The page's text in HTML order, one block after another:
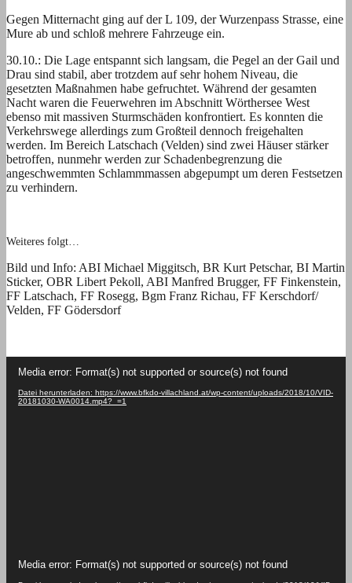
Gegen Mitternacht ging auf der L 109, der Wurzenpass Strasse, eine
Mure ab und schloß mehrere Fahrzeuge ein.
30.10.: Die Lage entspannt sich langsam, die Pegel an der Gail und
Drau sind stabil, aber trotzdem auf sehr hohem Niveau, die
gesetzten Maßnahmen habe gefruchtet. Während der gesamten
Nacht waren die Feuerwehren im Abschnitt Wörthersee West
ebenso mit massiven Sturmschäden konfrontiert. Es konnten die
Verkehrswege allerdings zum Großteil dennoch freigehalten
werden. Im Bereich Latschach (Velden) sind zwei Häuser stärker
betroffen, nunmehr werden zur Schadenbegrenzung die
angeschwemmten Schlammmassen abgepumpt um deren Festsetzen
zu verhindern.
Weiteres folgt…
Bild und Info: ABI Michael Miggitsch, BR Kurt Petschar, BI Martin
Sticker, OBR Libert Pekoll, ABI Manfred Brugger, FF Finkenstein,
FF Latschach, FF Rosegg, Bgm Franz Richau, FF Kerschdorf/
Velden, FF Gödersdorf
Player
Media error: Format(s) not supported or source(s) not found
Datei herunterladen: https://www.bfkdo-villachland.at/wp-content/uploads/2018/10/VID-
20181030-WA0014.mp4?_=1
Player
Media error: Format(s) not supported or source(s) not found